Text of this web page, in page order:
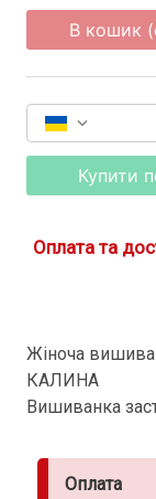
В кошик
Купити
Оплата та
Жіноча
КАЛИНА
Вишиванка
Оплата